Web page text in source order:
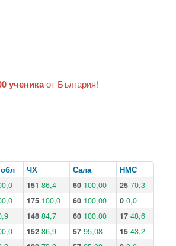
ученикаот България!
ЧХ Сала
НМС
151 86,4 60 100,00 25 70,3
175 100,0 60 100,00 0 0,0
148 84,7 60 100,00 17 48,6
152 86,9 57 95,08 15 43,2